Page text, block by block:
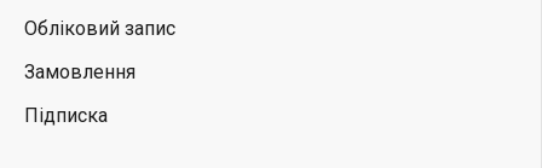
Обліковий запис
Замовлення
Підписка